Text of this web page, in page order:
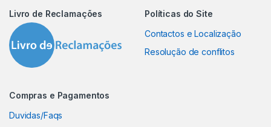
Livro de Reclamações
Políticas do Site
Contactos e Localização
Resolução de conflitos
Compras e Pagamentos
Duvidas/Faqs